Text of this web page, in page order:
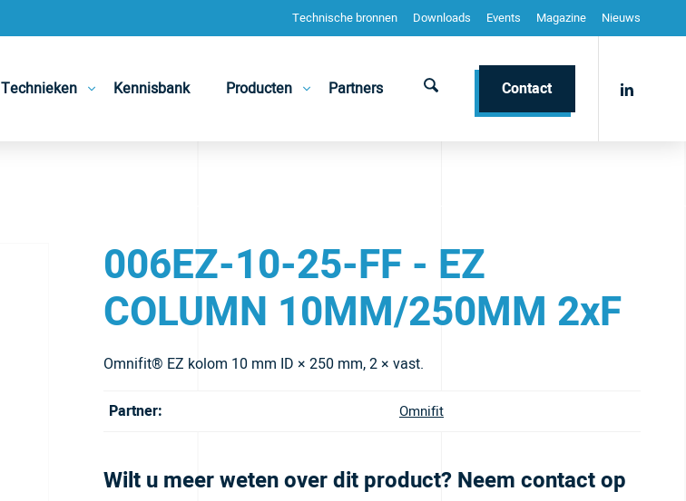
Technische bronnen Downloads Events Magazine Nieuws
Technieken Kennisbank Producten Partners Contact
006EZ-10-25-FF - EZ
COLUMN 10MM/250MM 2xF
Omnifit® EZ kolom 10 mm ID × 250 mm, 2 × vast.
Partner: Omnifit
Wilt u meer weten over dit product? Neem contact op